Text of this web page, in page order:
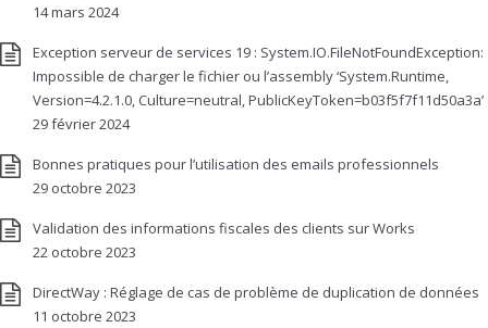
14 mars 2024
Exception serveur de services 19 : System.IO.FileNotFoundException:
Impossible de charger le fichier ou l’assembly ‘System.Runtime,
Version=4.2.1.0, Culture=neutral, PublicKeyToken=b03f5f7f11d50a3a’
29 février 2024
Bonnes pratiques pour l’utilisation des emails professionnels
29 octobre 2023
Validation des informations fiscales des clients sur Works
22 octobre 2023
DirectWay : Réglage de cas de problème de duplication de données
11 octobre 2023